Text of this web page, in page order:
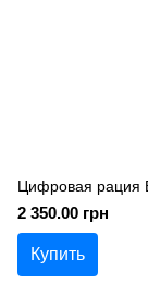
Цифровая рация
2 350.00 грн
Купить